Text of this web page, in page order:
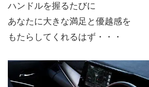
ハンドルを握るたびに
あなたに大きな満足と優越感を
もたらしてくれるはず・・・